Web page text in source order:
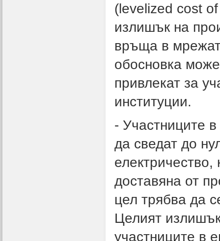
(levelized cost
излишък на
връща в
обосновка
привлекат за
институции.
- Участниците
да сведат до
електричество,
доставяна от
цел трябва да
Целият
участниците в